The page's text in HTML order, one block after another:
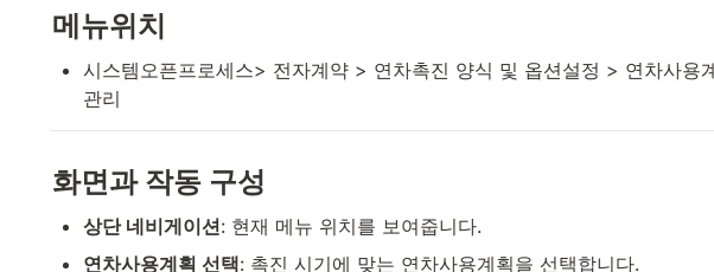
메뉴위치
시스템오픈프로세스> 전자계약 > 연차촉진 양식 및 옵션설정 > 연차사용
관리
화면과 작동 구성
상단 네비게이션: 현재 메뉴 위치를 보여줍니다.
연차사용계획 선택: 촉진 시기에 맞는 연차사용계획을 선택합니다.